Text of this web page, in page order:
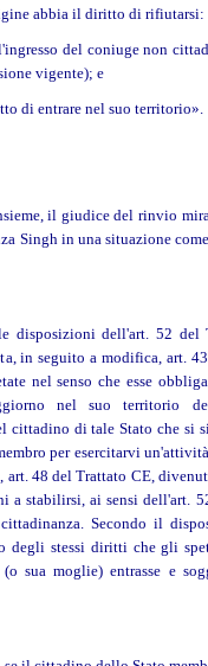
abbia il diritto di rifiutarsi:
del coniuge non
vigente); e
di entrare nel suo territorio».
il giudice del rinvio
Singh in una situazione
disposizioni dell'art. 52 del
in seguito a modifica, art.
nel senso che esse
nel suo territorio
cittadino di tale Stato che si
per esercitarvi
48 del Trattato CE,
a stabilirsi, ai sensi dell'art.
Secondo il
degli stessi dirittiche gli
sua moglie) entrasse e